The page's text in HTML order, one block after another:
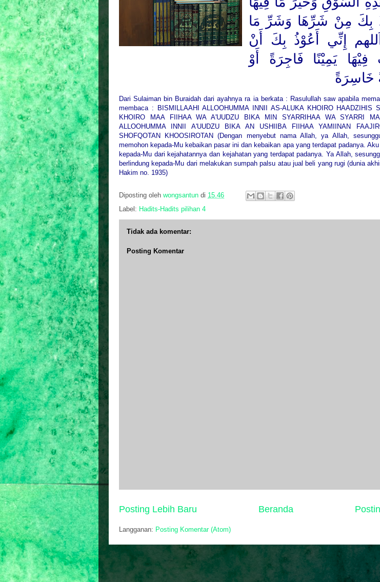
بِكَ مِنْ شَرِّهَا وَشَرِّ مَا
إِنِّي أَعُوْذُ بِكَ أَنْ
فِيْهَا يَمِيْنًا فَاجِرَةً أَوْ
خَاسِرَةً
Dari Sulaiman bin Buraidah dari ayahnya ra ia berkata : Rasulullah saw apabila
membaca : BISMILLAAHI ALLOOHUMMA INNII AS-ALUKA KHOIRO HAADZIHIS
KHOIRO MAA FIIHAA WA A'UUDZU BIKA MIN SYARRIHAA WA SYARRI
ALLOOHUMMA INNII A'UUDZU BIKA AN USHIIBA FIIHAA YAMIINAN
SHOFQOTAN KHOOSIROTAN (Dengan menyebut nama Allah, ya Allah,
memohon kepada-Mu kebaikan pasar ini dan kebaikan apa yang terdapat padanya.
kepada-Mu dari kejahatannya dan kejahatan yang terdapat padanya. Ya Allah,
berlindung kepada-Mu dari melakukan sumpah palsu atau jual beli yang rugi (dunia
Hakim no. 1935)
Diposting oleh wongsantun di 15.46
Label: Hadits-Hadits pilihan 4
Tidak ada komentar:
Posting Komentar
Posting Lebih Baru Beranda
Langganan: Posting Komentar (Atom)